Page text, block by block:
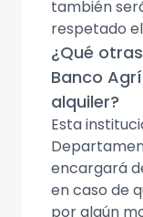
también
respetado
¿Qué
Banco
alquiler?
Esta
encargará
en caso de
por algún